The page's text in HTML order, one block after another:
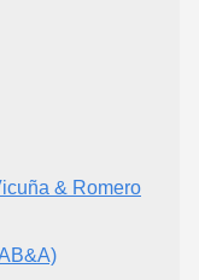
& Romero